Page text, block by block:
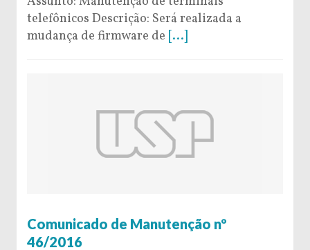
telefônicos Descrição: Será realizada a
mudança de firmware de [...]
Comunicado de Manutenção nº
46/2016